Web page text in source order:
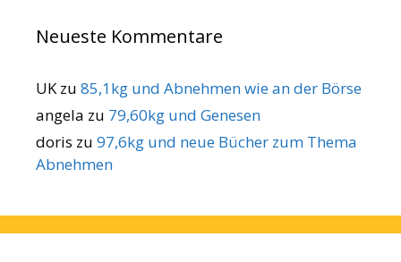
Neueste Kommentare
UKzu 85,1kg und Abnehmen wie an der Börse
angela zu 79,60kg und Genesen
doris zu 97,6kg und neue Bücher zum Thema
Abnehmen